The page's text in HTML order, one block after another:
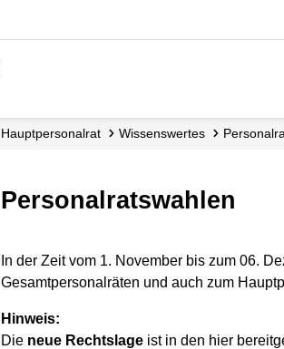
Hauptpersonalrat Wissenswertes
Personalratswahlen
In der Zeit vom 1. November bis zum 06.
Gesamtpersonalräten und auch zum
Hinweis:
Die neue Rechtslage ist in den hier